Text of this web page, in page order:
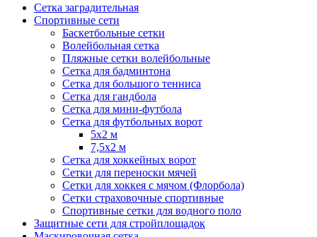
Сетка заградительная
Спортивные сети
Баскетбольные сетки
Волейбольная сетка
Пляжные сетки волейбольные
Сетка для бадминтона
Сетка для большого тенниса
Сетка для гандбола
Сетка для мини-футбола
Сетка для футбольных ворот
5х2 м
7,5х2 м
Сетка для хоккейных ворот
Сетки для переноски мячей
Сетки для хоккея с мячом (Флорбола)
Сетки страховочные спортивные
Спортивные сетки для водного поло
Защитные сети для стройплощадок